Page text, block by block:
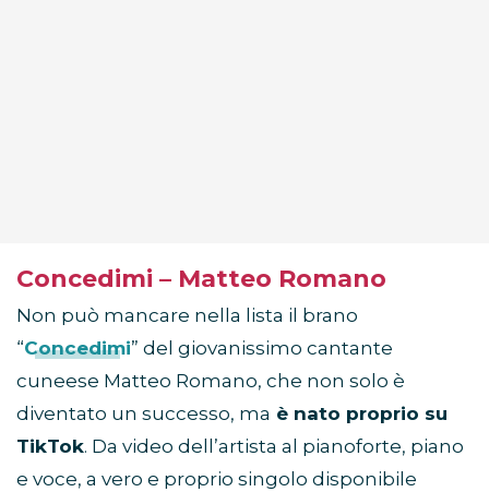
Concedimi – Matteo Romano
Non può mancare nella lista il brano
“Concedimi” del giovanissimo cantante
cuneese Matteo Romano, che non solo è
diventato un successo, ma è nato proprio su
TikTok. Da video dell’artista al pianoforte, piano
e voce, a vero e proprio singolo disponibile